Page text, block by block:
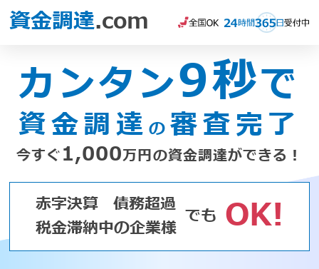
資金調達.com
カンタン9秒で
資金調達 の審査完了
今すぐ1,000万円の資金調達ができる！
赤字決算
債務超過
税金滞納中の企業様 でも OK!